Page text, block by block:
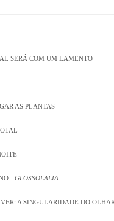
SERÁ COM UM LAMENTO
AS PLANTAS
- GLOSSOLALIA
A SINGULARIDADE DO